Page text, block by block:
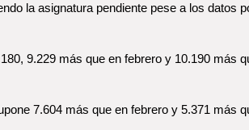
la asignatura pendiente pese a los datos
9.229 más que en febrero y 10.190 más
7.604 más que en febrero y 5.371 más